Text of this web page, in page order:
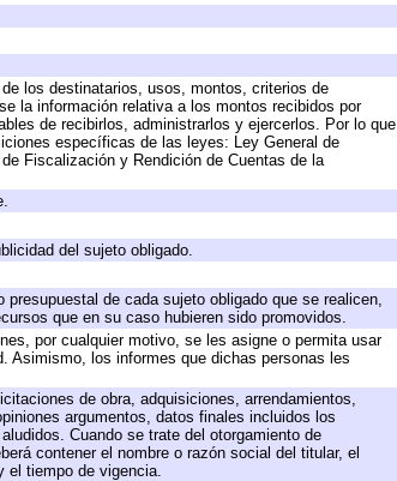
los destinatarios, usos, montos, criterios de
la información relativa a los montos recibidos por
de recibirlos, administrarlos y ejercerlos. Por lo que
específicas de las leyes: Ley General de
Fiscalización y Rendición de Cuentas de la
del sujeto obligado.
de cada sujeto obligado que se realicen,
que en su caso hubieren sido promovidos.
por cualquier motivo, se les asigne o permita usar
Asimismo, los informes que dichas personas les
de obra, adquisiciones, arrendamientos,
argumentos, datos finales incluidos los
Cuando se trate del otorgamiento de
contener el nombre o razón social del titular, el
el tiempo de vigencia.